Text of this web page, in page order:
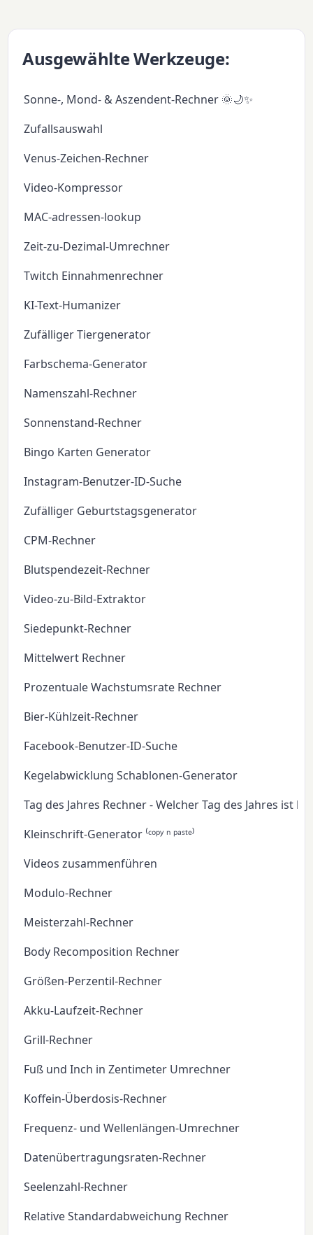
Ausgewählte Werkzeuge:
Sonne-, Mond- & Aszendent-Rechner 🌞🌙✨
Zufallsauswahl
Venus-Zeichen-Rechner
Video-Kompressor
MAC-adressen-lookup
Zeit-zu-Dezimal-Umrechner
Twitch Einnahmenrechner
KI-Text-Humanizer
Zufälliger Tiergenerator
Farbschema-Generator
Namenszahl-Rechner
Sonnenstand-Rechner
Bingo Karten Generator
Instagram-Benutzer-ID-Suche
Zufälliger Geburtstagsgenerator
CPM-Rechner
Blutspendezeit-Rechner
Video-zu-Bild-Extraktor
Siedepunkt-Rechner
Mittelwert Rechner
Prozentuale Wachstumsrate Rechner
Bier-Kühlzeit-Rechner
Facebook-Benutzer-ID-Suche
Kegelabwicklung Schablonen-Generator
Tag des Jahres Rechner - Welcher Tag des Jahres ist
Kleinschrift-Generator ⁽ᶜᵒᵖʸ ⁿ ᵖᵃˢᵗᵉ⁾
Videos zusammenführen
Modulo-Rechner
Meisterzahl-Rechner
Body Recomposition Rechner
Größen-Perzentil-Rechner
Akku-Laufzeit-Rechner
Grill-Rechner
Fuß und Inch in Zentimeter Umrechner
Koffein-Überdosis-Rechner
Frequenz- und Wellenlängen-Umrechner
Datenübertragungsraten-Rechner
Seelenzahl-Rechner
Relative Standardabweichung Rechner